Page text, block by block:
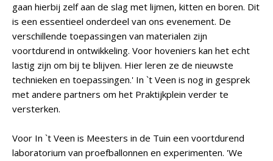
gaan hierbij zelf aan de slag met lijmen, kitten en boren. Dit
is een essentieel onderdeel van ons evenement. De
verschillende toepassingen van materialen zijn
voortdurend in ontwikkeling. Voor hoveniers kan het echt
lastig zijn om bij te blijven. Hier leren ze de nieuwste
technieken en toepassingen.' In `t Veen is nog in gesprek
met andere partners om het Praktijkplein verder te
versterken.
Voor In `t Veen is Meesters in de Tuin een voortdurend
laboratorium van proefballonnen en experimenten. 'We